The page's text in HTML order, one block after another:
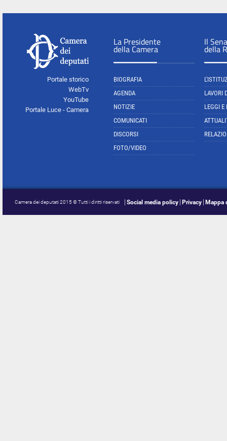
Portale storico
WebTv
YouTube
Portale Luce - Camera
La Presidente
della Camera
BIOGRAFIA
AGENDA
NOTIZIE
COMUNICATI
DISCORSI
FOTO/VIDEO
Il
della
LAVORI
LEGGI E
Camera dei deputati 2015 © Tutti i diritti riservati Social media policy Privacy Mappa